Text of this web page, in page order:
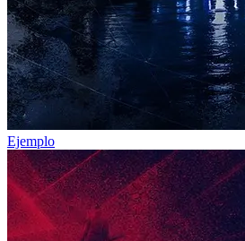
Ejemplo